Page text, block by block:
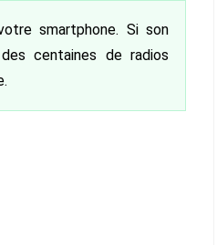
smartphone. Si son
centaines de radios